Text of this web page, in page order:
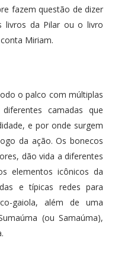
fazem questão de dizer
livros da Pilar ou o livro
Miriam.
o palco com múltiplas
camadas que
e por onde surgem
da ação. Os bonecos
dão vida a diferentes
elementos icônicos da
e típicas redes para
gaiola, além de uma
(ou Samaúma),